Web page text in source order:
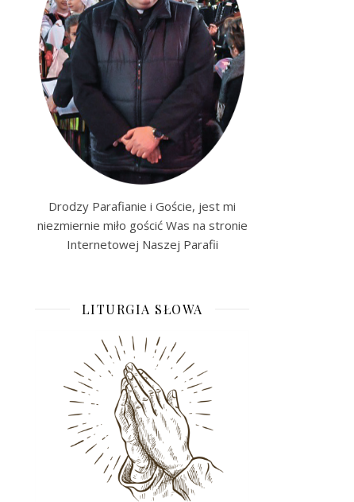
Drodzy Parafianie i Goście, jest mi
niezmiernie miło gościć Was na stronie
Internetowej Naszej Parafii
LITURGIA SŁOWA